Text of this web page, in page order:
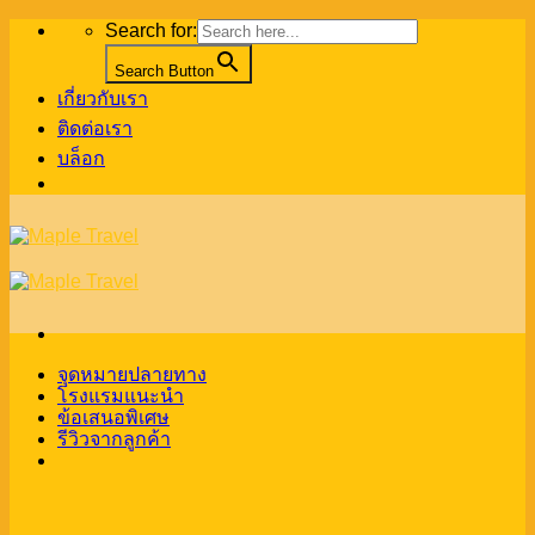
Skip
Search for:
Search Button
เกี่ยวกับเรา
ติดต่อเรา
บล็อก
จุดหมายปลายทาง
โรงแรมแนะนำ
ข้อเสนอพิเศษ
รีวิวจากลูกค้า